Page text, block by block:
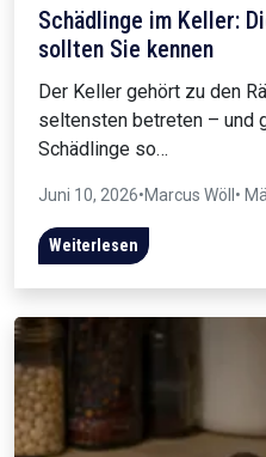
Schädlinge im Keller:
sollten Sie kennen
Der Keller gehört zu den
seltensten betreten – und
Schädlinge so…
Juni 10, 2026•Marcus Wöll •
Weiterlesen